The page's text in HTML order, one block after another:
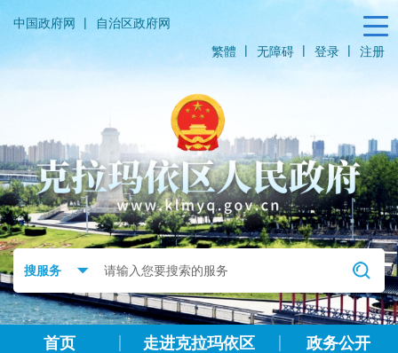
中国政府网 |
自治区政府网
繁體
| 无障碍 | 登录 | 注册
首页 走进克拉玛依区
政务公开